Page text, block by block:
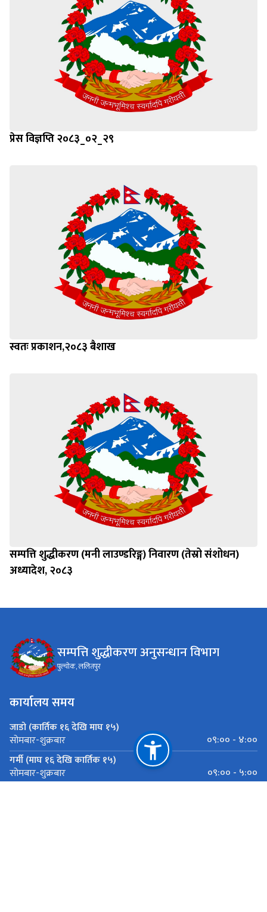
प्रेस विज्ञप्ति २०८३_०२_२९
स्वतः प्रकाशन,२०८३ बैशाख
सम्पत्ति शुद्धीकरण (मनी लाउण्डरिङ्ग) निवारण (तेस्रो संशोधन)
अध्यादेश, २०८३
सम्पत्ति शुद्धीकरण अनुसन्धान विभाग
पुल्चोक, ललितपुर
कार्यालय समय
जाडो (कार्तिक १६ देखि माघ १५)
सोमबार-शुक्रबार
०९:०० - ४:००
गर्मी (माघ १६ देखि कार्तिक १५)
सोमबार-शुक्रबार ०९:०० - ५:००